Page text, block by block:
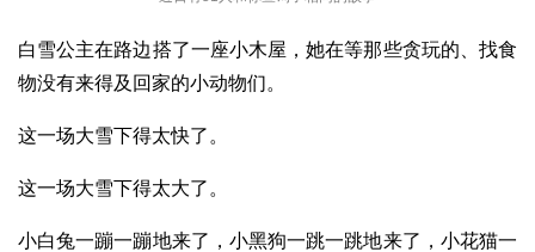
白雪公主在路边搭了一座小木屋，她在等那些贪玩的、找食
物没有来得及回家的小动物们。
这一场大雪下得太快了。
这一场大雪下得太大了。
小白兔一蹦一蹦地来了，小黑狗一跳一跳地来了，小花猫一